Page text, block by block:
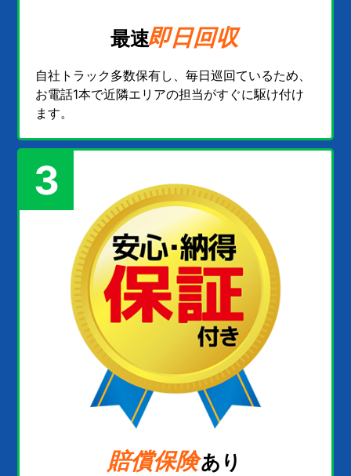
最速即日回収
自社トラック多数保有し、毎日巡回ているため、
お電話1本で近隣エリアの担当がすぐに駆け付け
ます。
3
賠償保険あり